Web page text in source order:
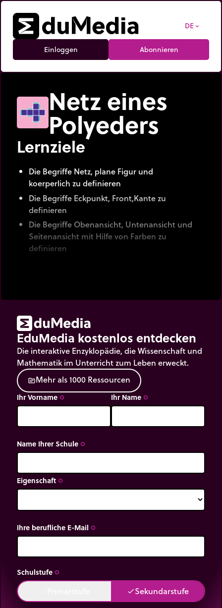
DE expand_more
Einloggen Abonnieren
Netz eines
Polyeders
Lernziele
Die Begriffe Netz, plane Figur und
koerperlich zu definieren
Die Begriffe Eckpunkt, Front,Kante zu
definieren
Die Begriffe Obenansicht, Untenansicht und
Seitenansicht mit Hilfe von Farben zu
definieren
EduMedia kostenlos entdecken
Die interaktive Enzyklopädie, die Wissenschaft und
Mathematik im Unterricht zum Leben erweckt.
sourceMehrals1000 Ressourcen
Ihr Vorname trip_origin Ihr Name trip_origin
Name Ihrer Schule trip_origin
Eigenschaft trip_origin
Ihre berufliche E-Mail trip_origin
Schulstufe trip_origin
doneSekundarstufe